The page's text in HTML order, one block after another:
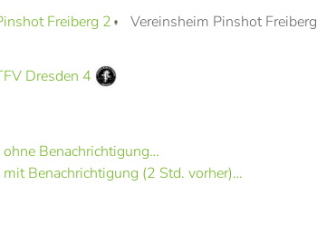
Freiberg 2 Vereinsheim Pinshot Freiberg
Dresden 4
Benachrichtigung…
Benachrichtigung (2 Std. vorher)…